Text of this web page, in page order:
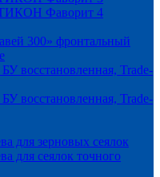
Фаворит 4
300» фронтальный
восстановленная, Trade-
восстановленная, Trade-
для зерновых сеялок
для сеялок точного